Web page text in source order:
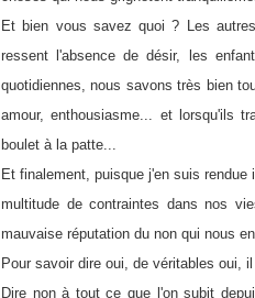
Et bien vous savez quoi ? Les
ressent l'absence de désir, les
quotidiennes, nous savons très bien
amour, enthousiasme... et lorsqu'ils
boulet à la patte...
Et finalement, puisque j'en suis
multitude de contraintes dans nos
mauvaise réputation du non qui nous
Pour savoir dire oui, de véritables oui,
Dire non à tout ce que l'on subit